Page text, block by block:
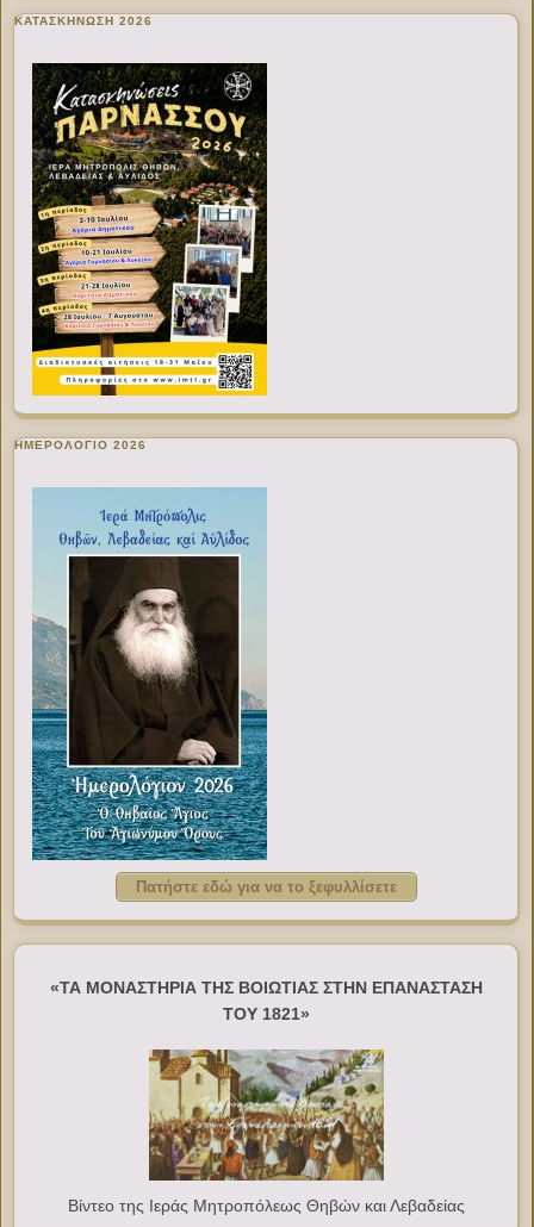
ΚΑΤΑΣΚΗΝΩΣΗ 2026
ΗΜΕΡΟΛΟΓΙΟ 2026
Πατήστε εδώ για να το ξεφυλλίσετε
«ΤΑ ΜΟΝΑΣΤΗΡΙΑ ΤΗΣ ΒΟΙΩΤΙΑΣ ΣΤΗΝ ΕΠΑΝΑΣΤΑΣΗ
ΤΟΥ 1821»
Βίντεο της Ιεράς Μητροπόλεως Θηβών και Λεβαδείας